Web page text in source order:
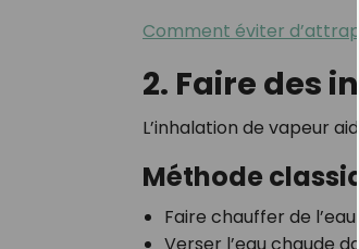
Comment éviter
2. Faire des
L’inhalation de vapeur
Méthode
Faire chauffer de l’eau
Verser l’eau chaude